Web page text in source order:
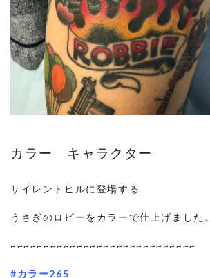
カラー キャラクター
サイレントヒルに登場する
うさぎのロビーをカラーで仕上げました。
~~~~~~~~~~~~~~~~~~~~~~~~~~~~
#カラー265